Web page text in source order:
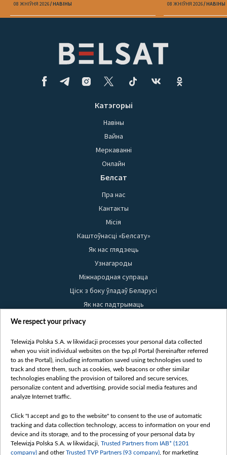
08 ЖНІЎНЯ 2026 НАВІНЫ
адзін
08 ЖНІЎНЯ 2026 НАВІНЫ
Катэгорыі
Навіны
Вайна
Меркаванні
Онлайн
Белсат
Пра нас
Кантакты
Місія
Каштоўнасці «Белсату»
Як нас глядзець
Узнагароды
Міжнародная супраца
Ціск з боку ўладаў Беларусі
Як нас падтрымаць
Правілы выкарыстання матэрыялаў
Бяспека
Youtube
Белсат news
Белсат Shorts
Жэстачайшы мульт
Belsat English
Biełsat PL
We respect your privacy
Telewizja Polska S.A. w likwidacji processes your personal data collected
when you visit individual websites on the tvp.pl Portal (hereinafter referred
to as the Portal), including information saved using technologies used to
track and store them, such as cookies, web beacons or other similar
technologies enabling the provision of tailored and secure services,
personalize content and advertising, provide social media features and
analyze Internet traffic.
Click "I accept and go to the website" to consent to the use of automatic
tracking and data collection technology, access to information on your end
device and its storage, and to the processing of your personal data by
Telewizja Polska S.A. w likwidacji, Trusted Partners from IAB* (1201
company) and otherTrusted TVP Partners (93 company) , for marketing